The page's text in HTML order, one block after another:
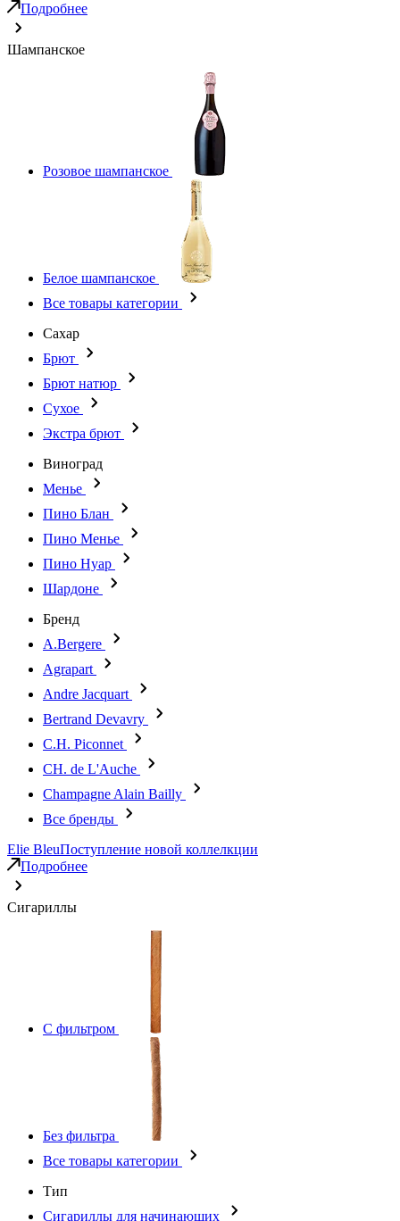
Подробнее
Шампанское
Розовое шампанское
Белое шампанское
Все товары категории
Сахар
Брют
Брют натюр
Сухое
Экстра брют
Виноград
Менье
Пино Блан
Пино Менье
Пино Нуар
Шардоне
Бренд
A.Bergere
Agrapart
Andre Jacquart
Bertrand Devavry
C.H. Piconnet
CH. de L'Auche
Champagne Alain Bailly
Все бренды
Elie BleuПоступление новой коллелкции
Подробнее
Сигариллы
С фильтром
Без фильтра
Все товары категории
Тип
Сигариллы для начинающих